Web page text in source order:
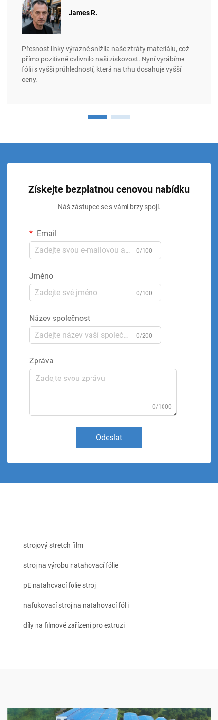
James R.
Přesnost linky výrazně snížila naše ztráty materiálu, což
přímo pozitivně ovlivnilo naši ziskovost. Nyní vyrábíme
fólii s vyšší průhledností, která na trhu dosahuje vyšší
ceny.
Získejte bezplatnou cenovou nabídku
Náš zástupce se s vámi brzy spojí.
Email
0/100
Jméno
0/100
Název společnosti
0/200
Zpráva
0/1000
Odeslat
strojový stretch film
stroj na výrobu natahovací fólie
pE natahovací fólie stroj
nafukovací stroj na natahovací fólii
díly na filmové zařízení pro extruzi